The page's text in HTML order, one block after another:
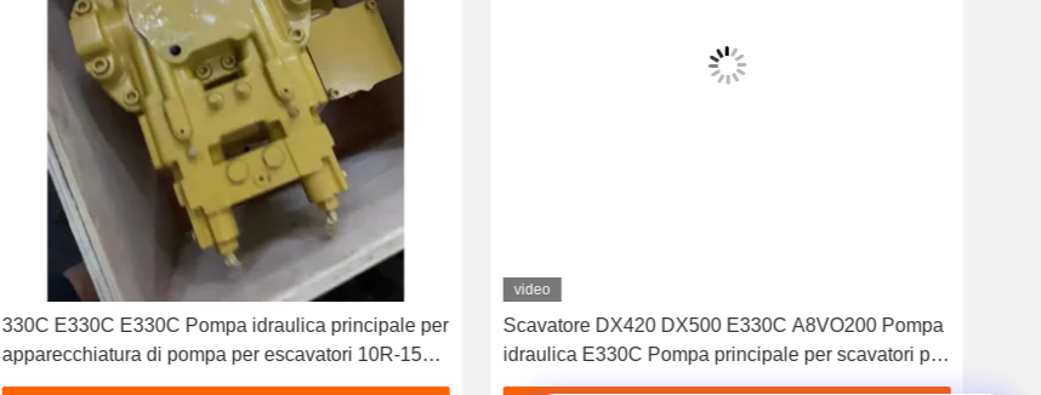
330C E330C E330C Pompa idraulica principale per
apparecchiatura di pompa per escavatori 10R-1551
1932703 193-2703 2160038 2160039
video
Scavatore DX420 DX500 E330C A8VO200 Pompa
idraulica E330C Pompa principale per scavatori per
gatti